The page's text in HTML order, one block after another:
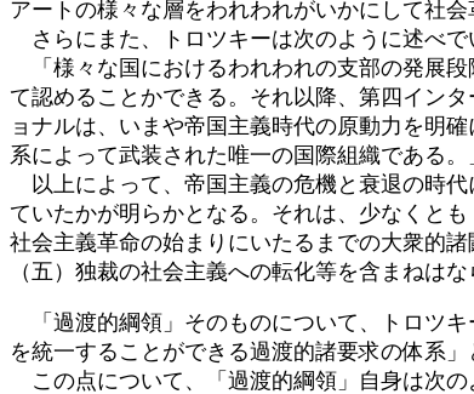
アートの様々な層をわれわれがいかにして社
さらにまた、トロツキーは次のように述べで
「様々な国におけるわれわれの支部の発展
て認めることかできる。それ以降、第四イン
ョナルは、いまや帝国主義時代の原動力を明
系によって武装された唯一の国際組織である
以上によって、帝国主義の危機と衰退の時
ていたかが明らかとなる。それは、少なくと
社会主義革命の始まりにいたるまでの大衆的
（五）独裁の社会主義への転化等を含まねはな
「過渡的綱領」そのものについて、トロツ
を統一することができる過渡的諸要求の体系」
この点について、「過渡的綱領」自身は次の